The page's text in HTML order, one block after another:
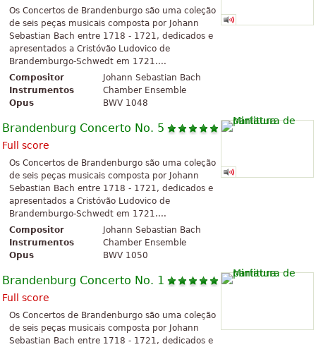
Os Concertos de Brandenburgo são uma coleção
de seis peças musicais composta por Johann
Sebastian Bach entre 1718 - 1721, dedicados e
apresentados a Cristóvão Ludovico de
Brandemburgo-Schwedt em 1721....
Compositor
Johann Sebastian Bach
Instrumentos
Chamber Ensemble
Opus
BWV 1048
Brandenburg Concerto No. 5
Full score
Os Concertos de Brandenburgo são uma coleção
de seis peças musicais composta por Johann
Sebastian Bach entre 1718 - 1721, dedicados e
apresentados a Cristóvão Ludovico de
Brandemburgo-Schwedt em 1721....
Compositor
Johann Sebastian Bach
Instrumentos
Chamber Ensemble
Opus
BWV 1050
Brandenburg Concerto No. 1
Full score
Os Concertos de Brandenburgo são uma coleção
de seis peças musicais composta por Johann
Sebastian Bach entre 1718 - 1721, dedicados e